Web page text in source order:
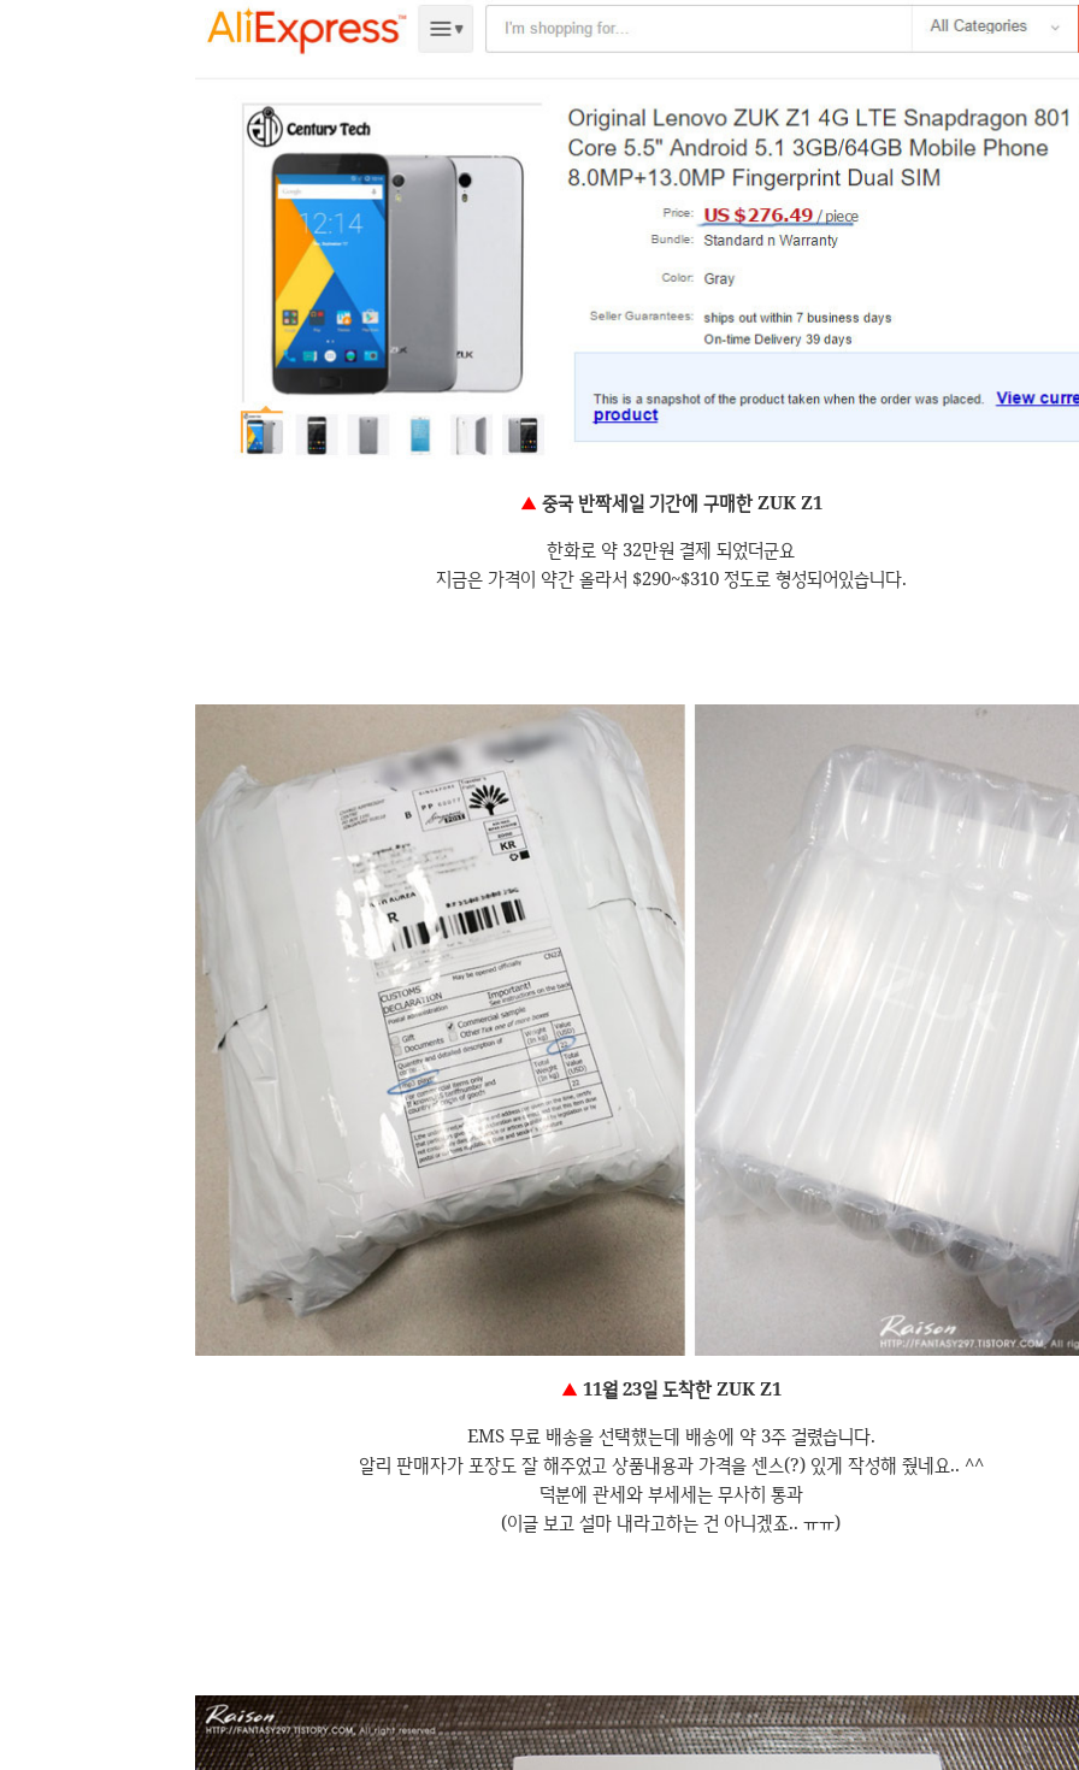
▲ 중국 반짝세일 기간에 구매한 ZUK Z1
한화로 약 32만원 결제 되었더군요
지금은 가격이 약간 올라서 $290~$310 정도로 형성되어있습니다.
▲ 11월 23일 도착한 ZUK Z1
EMS 무료 배송을 선택했는데 배송에 약 3주 걸렸습니다.
알리 판매자가 포장도 잘 해주었고 상품내용과 가격을 센스(?) 있게 작성해 줬네요.. ^^
덕분에 관세와 부세세는 무사히 통과
(이글 보고 설마 내라고하는 건 아니겠죠.. ㅠㅠ)